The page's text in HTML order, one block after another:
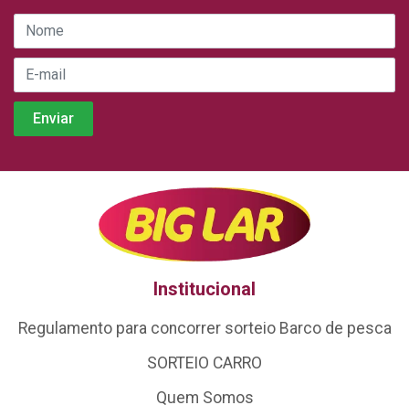
Institucional
Regulamento para concorrer sorteio Barco de pesca
SORTEIO CARRO
Quem Somos